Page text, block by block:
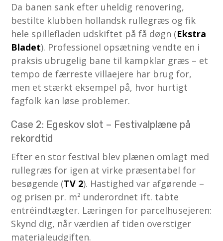
Da banen sank efter uheldig renovering,
bestilte klubben hollandsk rullegræs og fik
hele spillefladen udskiftet på få døgn (Ekstra
Bladet). Professionel opsætning vendte en i
praksis ubrugelig bane til kampklar græs – et
tempo de færreste villaejere har brug for,
men et stærkt eksempel på, hvor hurtigt
fagfolk kan løse problemer.
Case 2: Egeskov slot – Festivalplæne på
rekordtid
Efter en stor festival blev plænen omlagt med
rullegræs for igen at virke præsentabel for
besøgende (TV 2). Hastighed var afgørende –
og prisen pr. m² underordnet ift. tabte
entréindtægter. Læringen for parcelhusejeren:
Skynd dig, når værdien af tiden overstiger
materialeudgiften.